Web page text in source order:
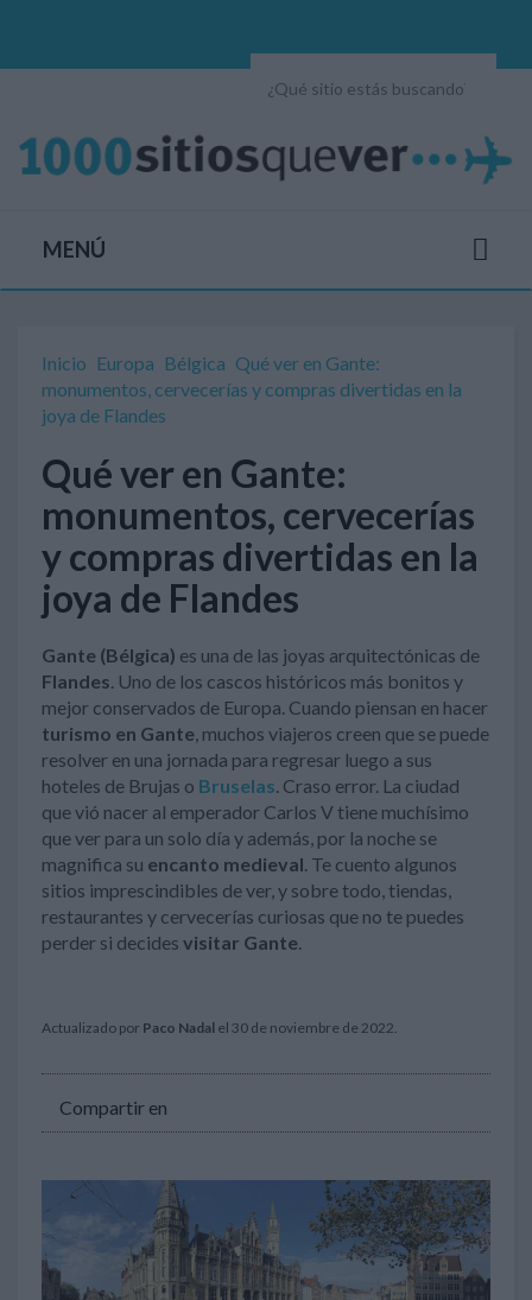
MENÚ
Inicio Europa Bélgica Qué ver en Gante:
monumentos, cervecerías y compras divertidas en la
joya de Flandes
Qué ver en Gante:
monumentos, cervecerías
y compras divertidas en la
joya de Flandes
Gante (Bélgica) es una de las joyas arquitectónicas de
Flandes. Uno de los cascos históricos más bonitos y
mejor conservados de Europa. Cuando piensan en hacer
turismo en Gante, muchos viajeros creen que se puede
resolver en una jornada para regresar luego a sus
hoteles de Brujas o Bruselas. Craso error. La ciudad
que vió nacer al emperador Carlos V tiene muchísimo
que ver para un solo día y además, por la noche se
magnifica su encanto medieval. Te cuento algunos
sitios imprescindibles de ver, y sobre todo, tiendas,
restaurantes y cervecerías curiosas que no te puedes
perder si decides visitar Gante.
Actualizado por Paco Nadal el 30 de noviembre de 2022.
Compartir en